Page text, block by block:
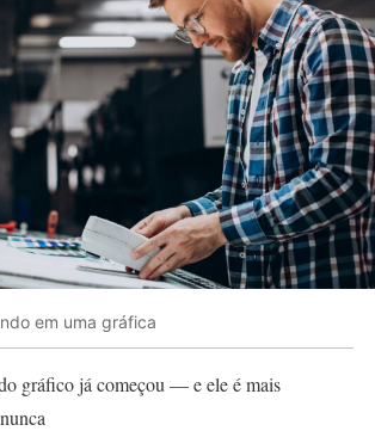
em uma gráfica
gráfico já começou — e ele é mais